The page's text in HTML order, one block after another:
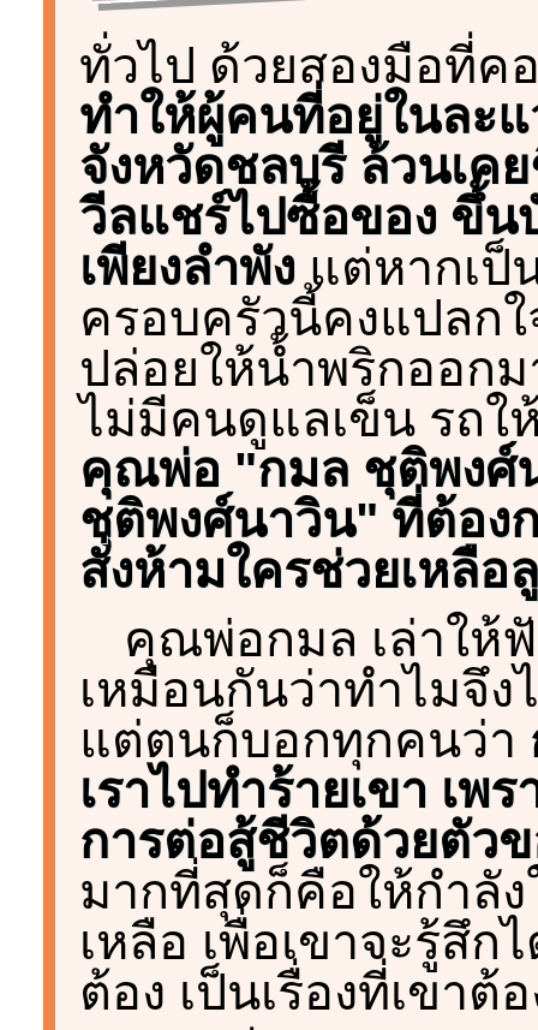
ทั่วไป ด้วยสองมือที่ค
ทำให้ผู้คนที่อยู่ในละ
จังหวัดชลบุรี ล้วนเค
วีลแชร์ไปซื้อของ ขึ้
เพียงลำพังแต่หากเป็
ครอบครัวนี้คงแปลก
ปล่อยให้น้ำพริกออก
ไม่มีคนดูแลเข็น รถใ
คุณพ่อ "กมล ชุติพง
ชุติพงศ์นาวิน" ที่ต้อง
สั่งห้ามใครช่วยเหลือ
คุณพ่อกมล เล่าให้
เหมือนกันว่าทำไมจึง
แต่ตนก็บอกทุกคนว่า
เราไปทำร้ายเขา เพ
การต่อสู้ชีวิตด้วยตัวข
มากที่สุดก็คือให้กำลั
เหลือ เพื่อเขาจะรู้สึก
ต้อง เป็นเรื่องที่เขา